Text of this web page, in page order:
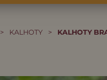
> KALHOTY > KALHOTY